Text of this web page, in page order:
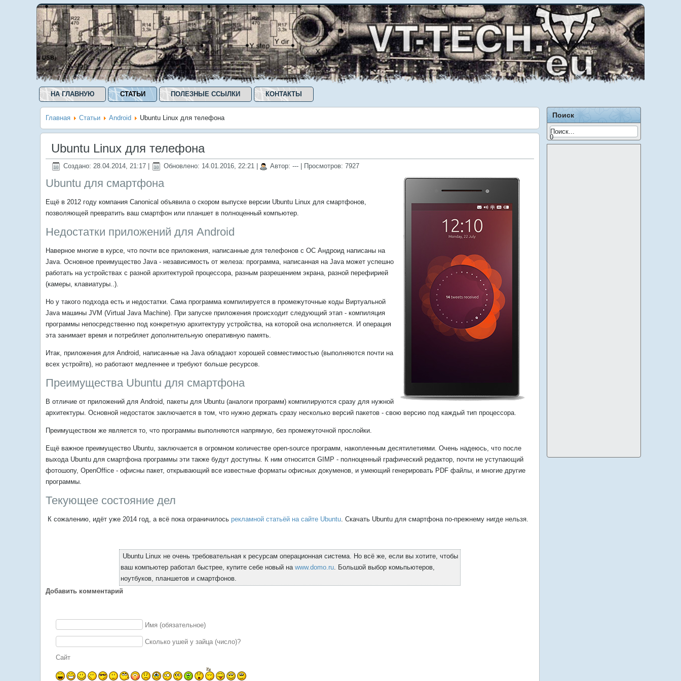
НА ГЛАВНУЮ СТАТЬИ ПОЛЕЗНЫЕ ССЫЛКИ КОНТАКТЫ
Главная Статьи Android Ubuntu Linux для телефона
Ubuntu Linux для телефона
Создано: 28.04.2014, 21:17 Обновлено: 14.01.2016, 22:21 Автор: --- | Просмотров: 7927
Ubuntu для смартфона
Ещё в 2012 году компания Canonical объявила о скором выпуске версии Ubuntu Linux для смартфонов,
позволяющей превратить ваш смартфон или планшет в полноценный компьютер.
Недостатки приложений для Android
Наверное многие в курсе, что почти все приложения, написанные для телефонов с ОС Андроид написаны на
Java. Основное преимущество Java - независимость от железа: программа, написанная на Java может успешно
работать на устройствах с разной архитектурой процессора, разным разрешением экрана, разной перефирией
(камеры, клавиатуры..).
Но у такого подхода есть и недостатки. Сама программа компилируется в промежуточные коды Виртуальной
Java машины JVM (Virtual Java Machine). При запуске приложения происходит следующий этап - компиляция
программы непосредственно под конкретную архитектуру устройства, на которой она исполняется. И операция
эта занимает время и потребляет дополнительную оперативную память.
Итак, приложения для Android, написанные на Java обладают хорошей совместимостью (выполняются почти на
всех устройтв), но работают медленнее и требуют больше ресурсов.
Преимущества Ubuntu для смартфона
В отличие от приложений для Android, пакеты для Ubuntu (аналоги программ) компилируются сразу для нужной
архитектуры. Основной недостаток заключается в том, что нужно держать сразу несколько версий пакетов - свою версию под каждый тип процессора.
Преимуществом же является то, что программы выполняются напрямую, без промежуточной прослойки.
Ещё важное преимущество Ubuntu, заключается в огромном количестве open-source программ, накопленным десятилетиями. Очень надеюсь, что после
выхода Ubuntu для смартфона программы эти также будут доступны. К ним относится GIMP - полноценный графический редактор, почти не уступающий
фотошопу, OpenOffice - офисны пакет, открывающий все известные форматы офисных докуменов, и умеющий генерировать PDF файлы, и многие другие
программы.
Текующее состояние дел
К сожалению, идёт уже 2014 год, а всё пока ограничилось рекламной статьёй на сайте Ubuntu. Скачать Ubuntu для смартфона по-прежнему нигде нельзя.
Ubuntu Linux не очень требовательная к ресурсам операционная система. Но всё же, если вы хотите, чтобы
ваш компьютер работал быстрее, купите себе новый на www.domo.ru. Большой выбор комьпьютеров,
ноутбуков, планшетов и смартфонов.
Добавить комментарий
Имя (обязательное)
Сколько ушей у зайца (число)?
Сайт
Поиск
0